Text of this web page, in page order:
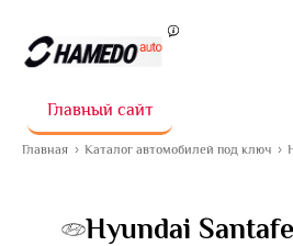
Главный сайт
Главная Каталог автомобилей под ключ
Hyundai Santafe